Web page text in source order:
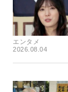
エンタメ
2026.08.04